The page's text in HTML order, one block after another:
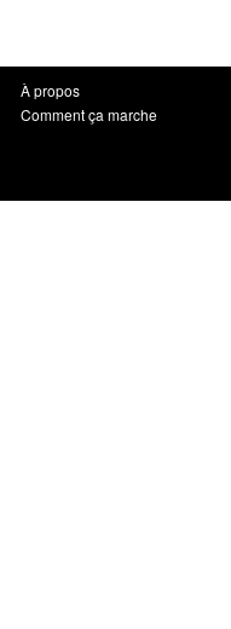
À propos
Comment ça marche